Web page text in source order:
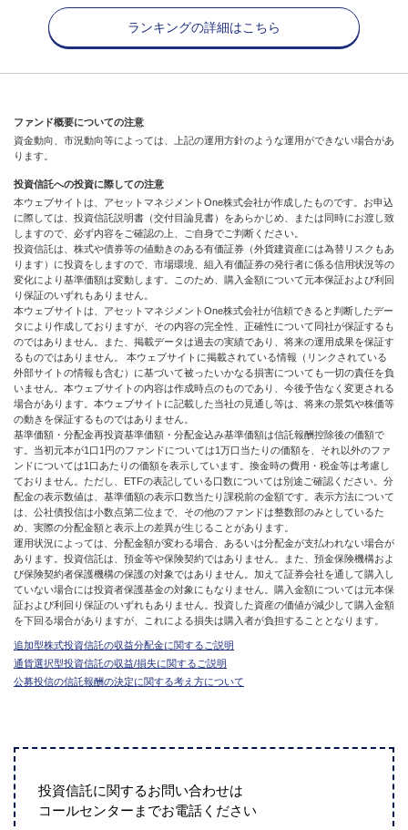
ランキングの詳細はこちら
ファンド概要についての注意
資金動向、市況動向等によっては、上記の運用方針のような運用ができない場合があ
ります。
投資信託への投資に際しての注意
本ウェブサイトは、アセットマネジメントOne株式会社が作成したものです。お申込
に際しては、投資信託説明書（交付目論見書）をあらかじめ、または同時にお渡し致
しますので、必ず内容をご確認の上、ご自身でご判断ください。
投資信託は、株式や債券等の値動きのある有価証券（外貨建資産には為替リスクもあ
ります）に投資をしますので、市場環境、組入有価証券の発行者に係る信用状況等の
変化により基準価額は変動します。このため、購入金額について元本保証および利回
り保証のいずれもありません。
本ウェブサイトは、アセットマネジメントOne株式会社が信頼できると判断したデー
タにより作成しておりますが、その内容の完全性、正確性について同社が保証するも
のではありません。また、掲載データは過去の実績であり、将来の運用成果を保証す
るものではありません。 本ウェブサイトに掲載されている情報（リンクされている
外部サイトの情報も含む）に基づいて被ったいかなる損害についても一切の責任を負
いません。本ウェブサイトの内容は作成時点のものであり、今後予告なく変更される
場合があります。本ウェブサイトに記載した当社の見通し等は、将来の景気や株価等
の動きを保証するものではありません。
基準価額・分配金再投資基準価額・分配金込み基準価額は信託報酬控除後の価額で
す。当初元本が1口1円のファンドについては1万口当たりの価額を、それ以外のファ
ンドについては1口あたりの価額を表示しています。換金時の費用・税金等は考慮し
ておりません。ただし、ETFの表記している口数については別途ご確認ください。分
配金の表示数値は、基準価額の表示口数当たり課税前の金額です。表示方法について
は、公社債投信は小数点第二位まで、その他のファンドは整数部のみとしているた
め、実際の分配金額と表示上の差異が生じることがあります。
運用状況によっては、分配金額が変わる場合、あるいは分配金が支払われない場合が
あります。投資信託は、預金等や保険契約ではありません。また、預金保険機構およ
び保険契約者保護機構の保護の対象ではありません。加えて証券会社を通して購入し
ていない場合には投資者保護基金の対象にもなりません。購入金額については元本保
証および利回り保証のいずれもありません。投資した資産の価値が減少して購入金額
を下回る場合がありますが、これによる損失は購入者が負担することとなります。
追加型株式投資信託の収益分配金に関するご説明
通貨選択型投資信託の収益/損失に関するご説明
公募投信の信託報酬の決定に関する考え方について
投資信託に関するお問い合わせは
コールセンターまでお電話ください